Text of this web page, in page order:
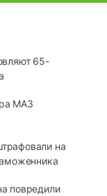
65-
МАЗ
на
повредили